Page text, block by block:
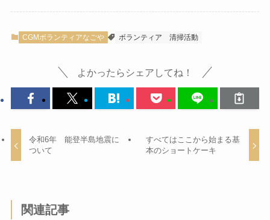
CGMボランティアなごや ボランティア 清掃活動
よかったらシェアしてね！
令和6年 能登半島地震に
ついて
すべてはここから始まる基
本のショートケーキ
関連記事